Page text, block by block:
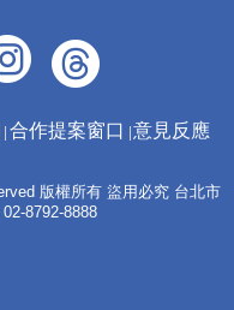
合作提案窗口 意見反應
版權所有 盜用必究 台北市
8792-8888